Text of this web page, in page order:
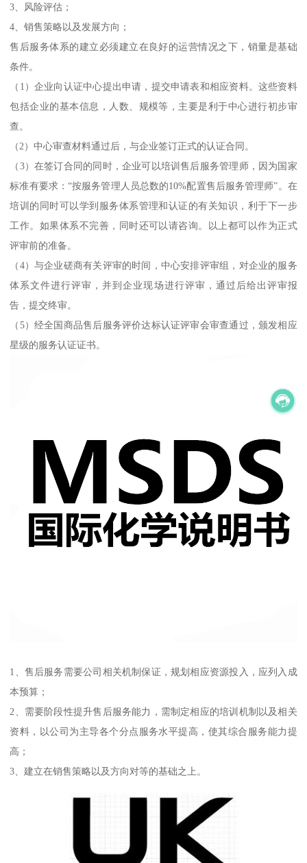
3、风险评估；
4、销售策略以及发展方向；
售后服务体系的建立必须建立在良好的运营情况之下，销量是基础
条件。
（1）企业向认证中心提出申请，提交申请表和相应资料。这些资料
包括企业的基本信息，人数、规模等，主要是利于中心进行初步审
查。
（2）中心审查材料通过后，与企业签订正式的认证合同。
（3）在签订合同的同时，企业可以培训售后服务管理师，因为国家
标准有要求：“按服务管理人员总数的10%配置售后服务管理师”。在
培训的同时可以学到服务体系管理和认证的有关知识，利于下一步
工作。如果体系不完善，同时还可以请咨询。以上都可以作为正式
评审前的准备。
（4）与企业磋商有关评审的时间，中心安排评审组，对企业的服务
体系文件进行评审，并到企业现场进行评审，通过后给出评审报
告，提交终审。
（5）经全国商品售后服务评价达标认证评审会审查通过，颁发相应
星级的服务认证证书。
1、售后服务需要公司相关机制保证，规划相应资源投入，应列入成
本预算；
2、需要阶段性提升售后服务能力，需制定相应的培训机制以及相关
资料，以公司为主导各个分点服务水平提高，使其综合服务能力提
高；
3、建立在销售策略以及方向对等的基础之上。